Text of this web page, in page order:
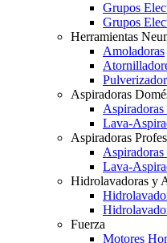
Grupos
Grupos
Herramientas
Amoladoras
Aspiradoras
Lava-
Aspiradoras
Aspiradoras
Lava-
Hidrolavadoras y
Fuerza
Motores